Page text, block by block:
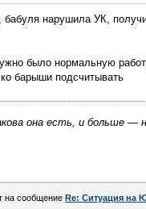
бабуля нарушила УК,
было нормальную
барыши подсчитывать
она есть, и больше —
на сообщение Re: Ситуация на